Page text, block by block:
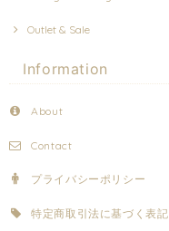
Outlet & Sale
Information
About
Contact
プライバシーポリシー
特定商取引法に基づく表記